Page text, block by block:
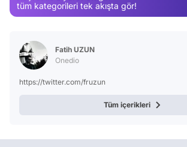
tüm kategorileri tek akışta gör!
Fatih UZUN
Onedio
https://twitter.com/fruzun
Tüm içerikleri